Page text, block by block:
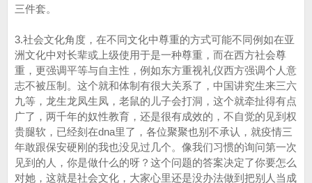
三件套。
3.社会文化角度，在不同文化中尊重的方式可能不同例如在亚
洲文化中对长辈或上级使用于是一种尊重，而在西方社会尊
重，更强调平等与自主性，例如东方重视礼仪西方强调个人意
志不被压制。这个就和体制有很大关系了，中国讲究生来三六
九等，龙生龙凤生凤，老鼠的儿子会打洞，这个就牵扯得有点
广了，两千年的奴性教育，还是很有成效的，不自觉的见到权
贵腿软，已经刻在dna里了，各位聚聚也别不承认，就疫情三
年敢跟保安硬刚的我也没见过几个。像我们习惯的询问第一次
见到的人，你是做什么的呀？这个问题的答案决定了你要怎么
对她，这就是社会文化，大家心里还是没办法做到把别人当成